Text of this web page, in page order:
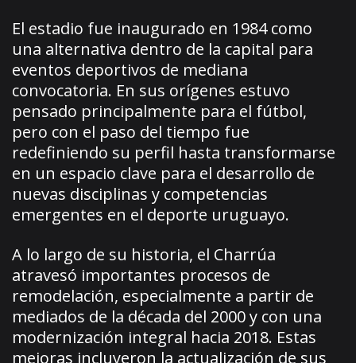
El estadio fue inaugurado en 1984 como
una alternativa dentro de la capital para
eventos deportivos de mediana
convocatoria. En sus orígenes estuvo
pensado principalmente para el fútbol,
pero con el paso del tiempo fue
redefiniendo su perfil hasta transformarse
en un espacio clave para el desarrollo de
nuevas disciplinas y competencias
emergentes en el deporte uruguayo.
A lo largo de su historia, el Charrúa
atravesó importantes procesos de
remodelación, especialmente a partir de
mediados de la década del 2000 y con una
modernización integral hacia 2018. Estas
mejoras incluyeron la actualización de sus